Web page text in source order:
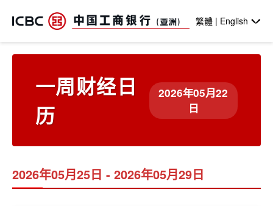
繁體 | English
一周财经日
历
2026年05月22
日
2026年05月25日 - 2026年05月29日